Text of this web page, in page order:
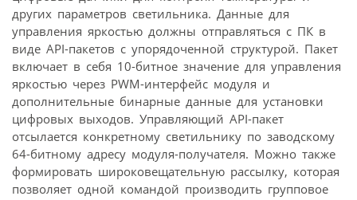
других параметров светильника. Данные для
управления яркостью должны отправляться с ПК в
виде API-пакетов с упорядоченной структурой. Пакет
включает в себя 10-битное значение для управления
яркостью через PWM-интерфейс модуля и
дополнительные бинарные данные для установки
цифровых выходов. Управляющий API-пакет
отсылается конкретному светильнику по заводскому
64-битному адресу модуля-получателя. Можно также
формировать широковещательную рассылку, которая
позволяет одной командой производить групповое